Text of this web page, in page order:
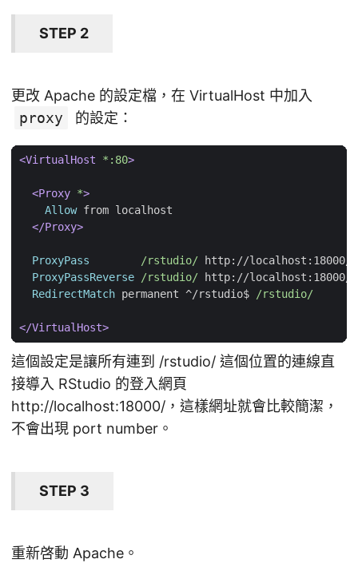
STEP 2
更改 Apache 的設定檔，在 VirtualHost 中加入
proxy
的設定：
<VirtualHost *:80>
<Proxy *>
Allow
</Proxy>
ProxyPass /rstudio/
ProxyPassReverse /rstudio/
RedirectMatch permanent ^/rstudio$ /rstudio/
</VirtualHost>
這個設定是讓所有連到 /rstudio/ 這個位置的連線直
接導入 RStudio 的登入網頁
http://localhost:18000/，這樣網址就會比較簡潔，
不會出現 port number。
STEP 3
重新啓動 Apache。